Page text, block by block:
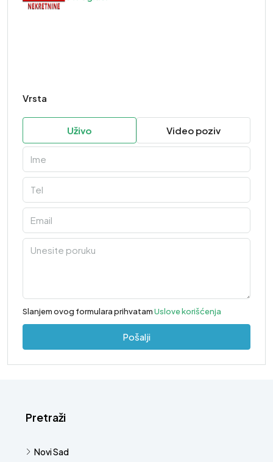
Vrsta
Uživo Video poziv
Slanjem ovog formulara prihvatamUslove korišćenja
Pošalji
Pretraži
Novi Sad